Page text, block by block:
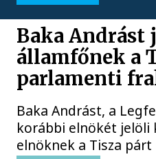
Baka Andrást
államfőnek a
parlamenti
Baka Andrást, a
korábbi elnökét jelöli
elnöknek a Tisza